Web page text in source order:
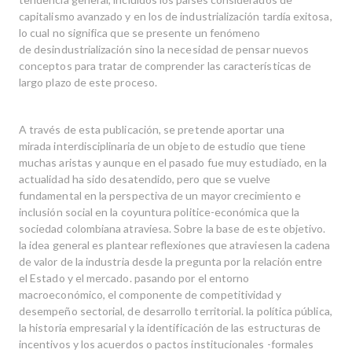
capitalismo avanzado y en los de industrialización tardía exitosa,
lo cual no significa que se presente un fenómeno
de desindustrialización sino la necesidad de pensar nuevos
conceptos para tratar de comprender las características de
largo plazo de este proceso.
A través de esta publicación, se pretende aportar una
mirada interdisciplinaria de un objeto de estudio que tiene
muchas aristas y aunque en el pasado fue muy estudiado, en la
actualidad ha sido desatendido, pero que se vuelve
fundamental en la perspectiva de un mayor crecimiento e
inclusión social en la coyuntura politice-económica que la
sociedad colombiana atraviesa. Sobre la base de este objetivo.
la idea general es plantear reflexiones que atraviesen la cadena
de valor de la industria desde la pregunta por la relación entre
el Estado y el mercado. pasando por el entorno
macroeconómico, el componente de competitividad y
desempeño sectorial, de desarrollo territorial. la política pública,
la historia empresarial y la identificación de las estructuras de
incentivos y los acuerdos o pactos institucionales -formales